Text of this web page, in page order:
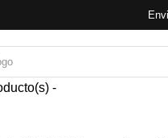
-